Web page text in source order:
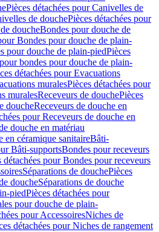
Pièces détachées pour Canivelles de
de douchePièces détachées pour
doucheBondes pour douche de
Bondes pour douche de plain-
pour douche de plain-piedPièces
bondes pour douche de plain-
détachées pour Evacuations
muralesPièces détachées pour
muralesReceveurs de douchePièces
doucheReceveurs de douche en
pour Receveurs de douche en
douche en matériau
en céramique sanitaireBâti-
Bâti-supportsBondes pour receveurs
détachées pour Bondes pour receveurs
Séparations de douchePièces
doucheSéparations de douche
piedPièces détachées pour
pour douche de plain-
pour AccessoiresNiches de
détachées pour Niches de rangement